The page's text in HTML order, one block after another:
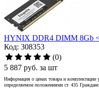
HYNIX DDR4 DIMM 8Gb
Код: 308353
(0)
5 887 руб. за шт
Информация о ценах товара и комплектации
определяемом положениями ст. 435